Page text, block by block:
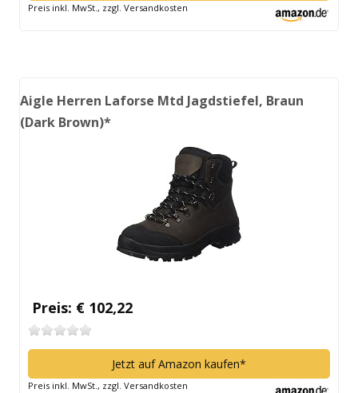
Preis inkl. MwSt., zzgl. Versandkosten
Aigle Herren Laforse Mtd Jagdstiefel, Braun
(Dark Brown)*
Preis: € 102,22
Jetzt auf Amazon kaufen*
Preis inkl. MwSt., zzgl. Versandkosten